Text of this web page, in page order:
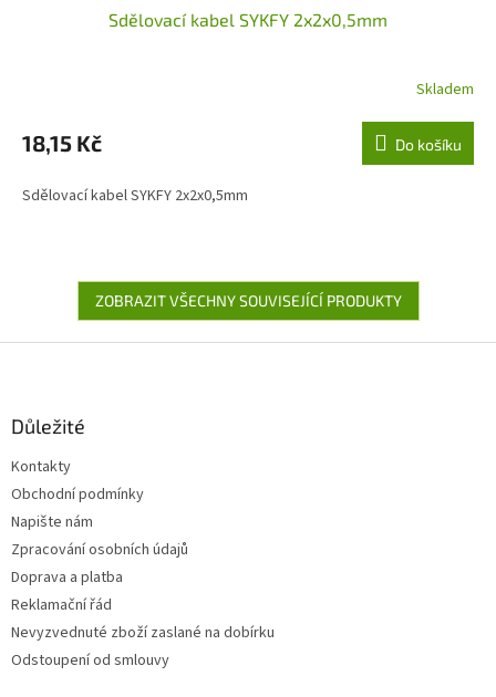
Sdělovací kabel SYKFY 2x2x0,5mm
Skladem
18,15 Kč Do košíku
Sdělovací kabel SYKFY 2x2x0,5mm
ZOBRAZIT VŠECHNY SOUVISEJÍCÍ PRODUKTY
Důležité
Kontakty
Obchodní podmínky
Napište nám
Zpracování osobních údajů
Doprava a platba
Reklamační řád
Nevyzvednuté zboží zaslané na dobírku
Odstoupení od smlouvy